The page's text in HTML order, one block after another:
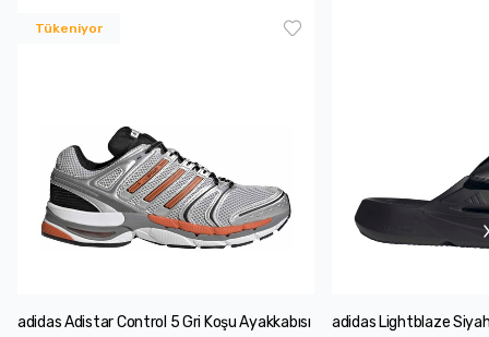
Tükeniyor
adidas Adistar Control 5 Gri Koşu Ayakkabısı adidas Lightblaze